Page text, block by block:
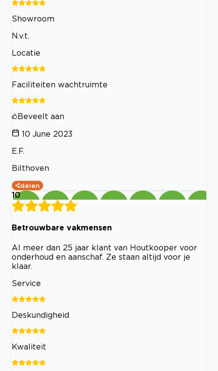
Showroom
N.v.t.
Locatie
Faciliteiten wachtruimte
Beveelt aan
10 June 2023
E.F.
Bilthoven
delen
10
Betrouwbare vakmensen
Al meer dan 25 jaar klant van Houtkooper voor
onderhoud en aanschaf. Ze staan altijd voor je
klaar.
Service
Deskundigheid
Kwaliteit